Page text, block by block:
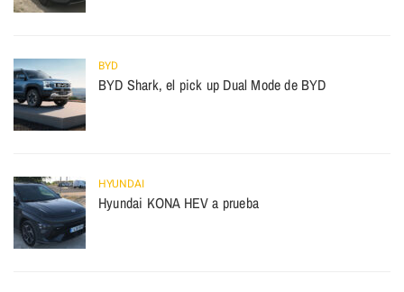
BYD
BYD Shark, el pick up Dual Mode de BYD
HYUNDAI
Hyundai KONA HEV a prueba